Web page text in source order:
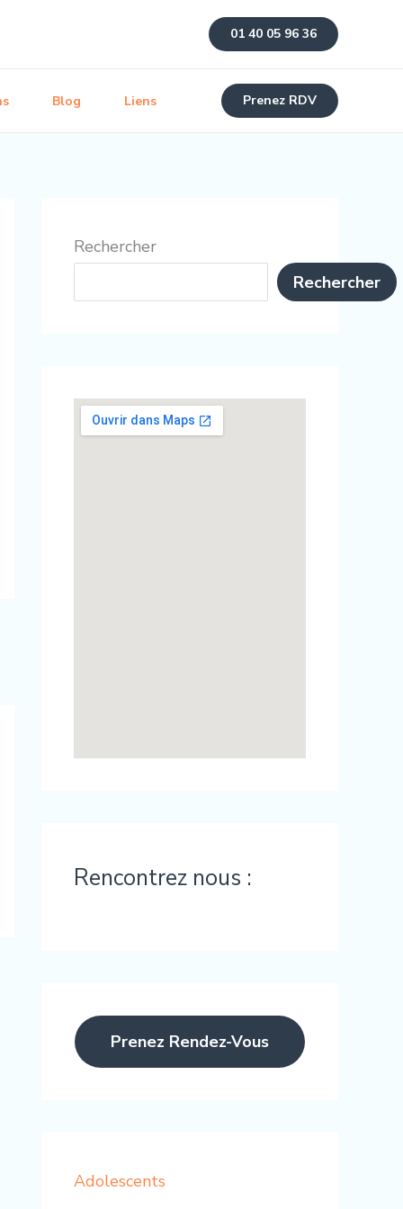
01 40 05 96 36
Blog Liens Prenez RDV
Rechercher
Rechercher
Rencontrez nous :
Prenez Rendez-Vous
Adolescents